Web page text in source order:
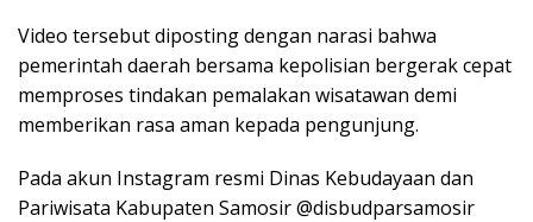
Video tersebut diposting dengan narasi bahwa
pemerintah daerah bersama kepolisian bergerak cepat
memproses tindakan pemalakan wisatawan demi
memberikan rasa aman kepada pengunjung.
Pada akun Instagram resmi Dinas Kebudayaan dan
Pariwisata Kabupaten Samosir @disbudparsamosir